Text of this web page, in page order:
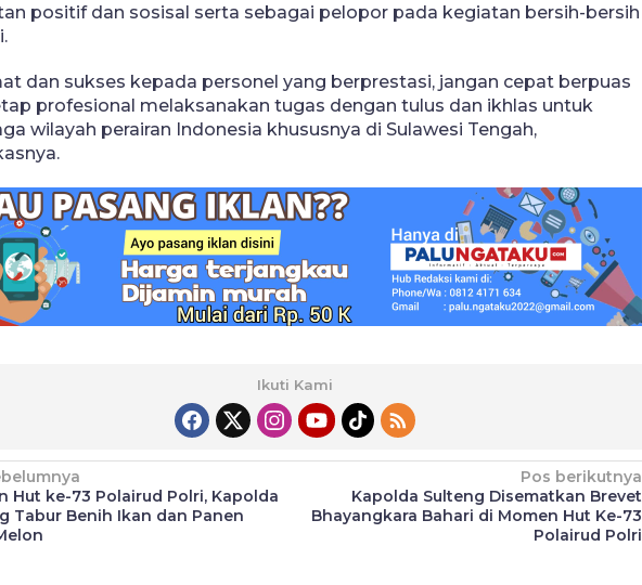
positif dan sosisal serta sebagai pelopor pada kegiatan bersih-bersih
dan sukses kepada personel yang berprestasi, jangan cepat berpuas
profesional melaksanakan tugas dengan tulus dan ikhlas untuk
wilayah perairan Indonesia khususnya di Sulawesi Tengah,
Ikuti Kami
Hut ke-73 Polairud Polri, Kapolda
Tabur Benih Ikan dan Panen
Pos berikutnya
Kapolda Sulteng Disematkan Brevet
Bhayangkara Bahari di Momen Hut Ke-73
Polairud Polri